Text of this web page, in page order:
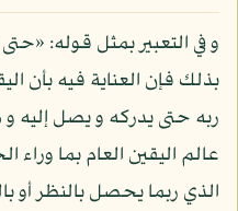
و في التعبير بمثل قوله:
بذلك فإن العناية فيه بأن
ربه حتى يدركه و يصل إليه
عالم اليقين العام بما وراء
الذي ربما يحصل بالنظر أو